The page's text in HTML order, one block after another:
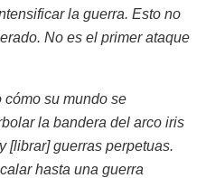
la guerra. Esto no
No es el primer ataque
su mundo se
la bandera del arco iris
[librar] guerras perpetuas.
hasta una guerra